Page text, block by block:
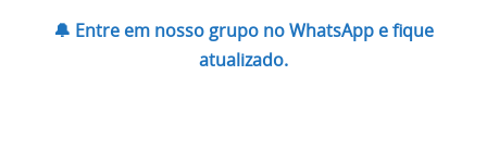
🔔 Entre em nosso grupo no WhatsApp e fique
atualizado.